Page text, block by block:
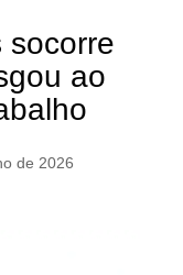
socorre
ao
de 2026